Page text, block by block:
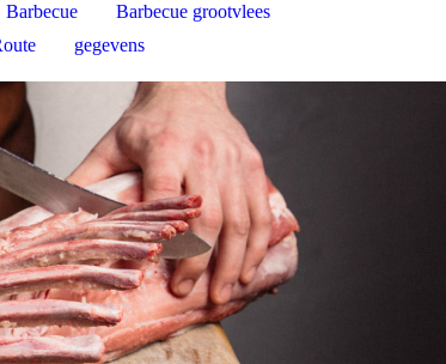
Barbecue
Barbecue grootvlees
gegevens